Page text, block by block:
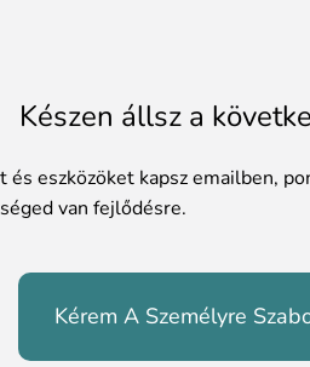
Készen állsz a
és eszközöket kapsz emailben,
van fejlődésre.
Kérem A Személyre